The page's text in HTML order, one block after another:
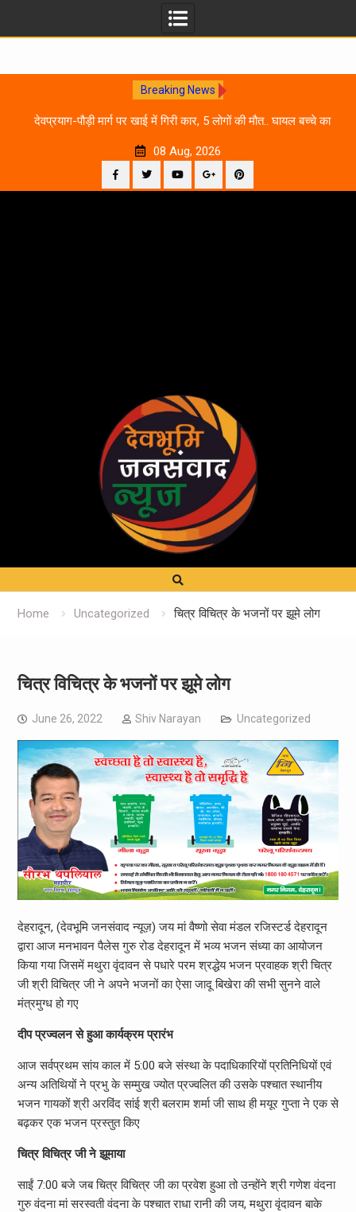
Breaking News
देवप्रयाग-पौड़ी मार्ग पर खाई में गिरी कार, 5 लोगों की मौत.. घायल बच्चे का
08 Aug, 2026
Home Uncategorized चित्र विचित्र के भजनों पर झूमे लोग
चित्र विचित्र के भजनों पर झूमे लोग
June 26, 2022 Shiv Narayan Uncategorized
देहरादून, (देवभूमि जनसंवाद न्यूज़) जय मां वैष्णो सेवा मंडल रजिस्टर्ड देहरादून
द्वारा आज मनभावन पैलेस गुरु रोड देहरादून में भव्य भजन संध्या का आयोजन
किया गया जिसमें मथुरा वृंदावन से पधारे परम श्रद्धेय भजन प्रवाहक श्री चित्र
जी श्री विचित्र जी ने अपने भजनों का ऐसा जादू बिखेरा की सभी सुनने वाले
मंत्रमुग्ध हो गए
दीप प्रज्वलन से हुआ कार्यक्रम प्रारंभ
आज सर्वप्रथम सांय काल में 5:00 बजे संस्था के पदाधिकारियों प्रतिनिधियों एवं
अन्य अतिथियों ने प्रभु के सम्मुख ज्योत प्रज्वलित की उसके पश्चात स्थानीय
भजन गायकों श्री अरविंद सांई श्री बलराम शर्मा जी साथ ही मयूर गुप्ता ने एक से
बढ़कर एक भजन प्रस्तुत किए
चित्र विचित्र जी ने झूमाया
साईं 7:00 बजे जब चित्र विचित्र जी का प्रवेश हुआ तो उन्होंने श्री गणेश वंदना
गुरु वंदना मां सरस्वती वंदना के पश्चात राधा रानी की जय, मथुरा वृंदावन बाके